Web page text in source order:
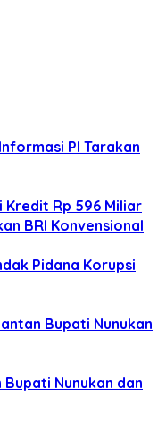
PI Tarakan
Rp 596 Miliar
BRI Konvensional
Pidana Korupsi
Bupati Nunukan
Nunukan dan